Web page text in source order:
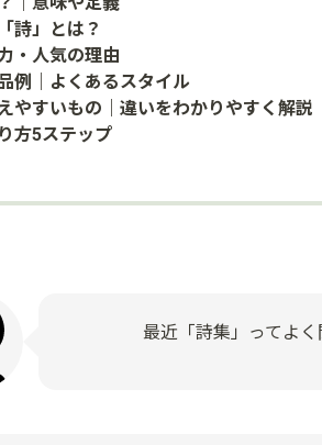
詩」とは？
・人気の理由
例｜よくあるスタイル
やすいもの｜違いをわかりやすく解説
方5ステップ
最近「詩集」ってよ